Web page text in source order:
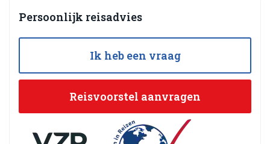
Persoonlijk reisadvies
Ik heb een vraag
Reisvoorstel aanvragen